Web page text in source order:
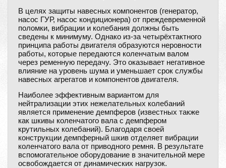
В целях защиты навесных компонентов (генератор,
насос ГУР, насос кондиционера) от преждевременной
поломки, вибрации и колебания должны быть
сведены к минимуму. Однако из-за четырёхтактного
принципа работы двигателя образуются неровности
работы, которые передаются коленчатым валом
через ременную передачу. Это оказывает негативное
влияние на уровень шума и уменьшает срок службы
навесных агрегатов и компонентов двигателя.
Наиболее эффективным вариантом для
нейтрализации этих нежелательных колебаний
является применение демпферов (известных также
как шкивы коленчатого вала с демпфером
крутильных колебаний). Благодаря своей
конструкции демпферный шкив отделяет вибрации
коленчатого вала от приводного ремня. В результате
вспомогательное оборудование в значительной мере
освобождается от динамических нагрузок.